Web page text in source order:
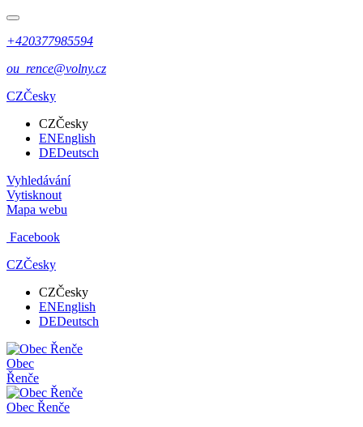
+420377985594
ou_rence@volny.cz
CZČesky
CZČesky
ENEnglish
DEDeutsch
Vyhledávání
Vytisknout
Mapa webu
Facebook
CZČesky
CZČesky
ENEnglish
DEDeutsch
Obec
Řenče
Obec Řenče